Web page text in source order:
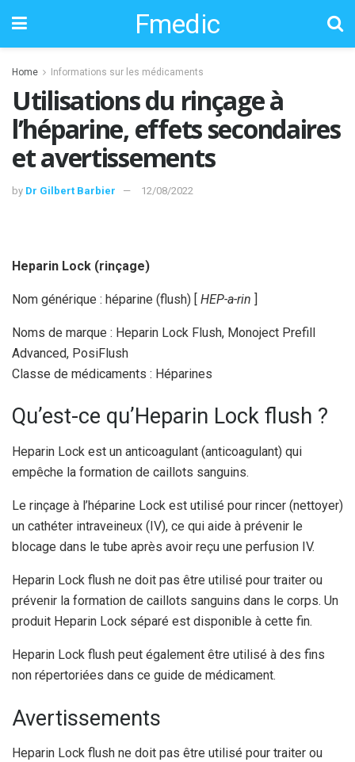
Fmedic
Home Informations sur les médicaments
Utilisations du rinçage à
l’héparine, effets secondaires
et avertissements
by Dr Gilbert Barbier 12/08/2022
Heparin Lock (rinçage)
Nom générique : héparine (flush) [ HEP-a-rin ]
Noms de marque : Heparin Lock Flush, Monoject Prefill
Advanced, PosiFlush
Classe de médicaments : Héparines
Qu’est-ce qu’Heparin Lock flush ?
Heparin Lock est un anticoagulant (anticoagulant) qui
empêche la formation de caillots sanguins.
Le rinçage à l’héparine Lock est utilisé pour rincer (nettoyer)
un cathéter intraveineux (IV), ce qui aide à prévenir le
blocage dans le tube après avoir reçu une perfusion IV.
Heparin Lock flush ne doit pas être utilisé pour traiter ou
prévenir la formation de caillots sanguins dans le corps. Un
produit Heparin Lock séparé est disponible à cette fin.
Heparin Lock flush peut également être utilisé à des fins
non répertoriées dans ce guide de médicament.
Avertissements
Heparin Lock flush ne doit pas être utilisé pour traiter ou